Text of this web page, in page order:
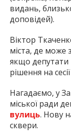
видань,
доповідей).
Віктор
міста, де може
якщо депутати
рішення на
Нагадаємо, у
міської ради
вулиць. Нову
сквери.